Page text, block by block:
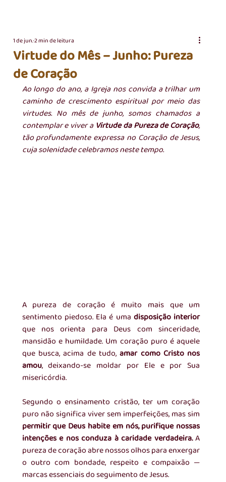
Virtude do Mês – Junho: Pureza
de Coração
1 de jun.2 min de leitura
Ao longo do ano, a Igreja nos convida a trilhar um
caminho de crescimento espiritual por meio das
virtudes. No mês de junho, somos chamados a
contemplar e viver a Virtude da Pureza de Coração,
tão profundamente expressa no Coração de Jesus,
cuja solenidade celebramos neste tempo.
A pureza de coração é muito mais que um
sentimento piedoso. Ela é uma disposição interior
que nos orienta para Deus com sinceridade,
mansidão e humildade. Um coração puro é aquele
que busca, acima de tudo, amar como Cristo nos
amou, deixando-se moldar por Ele e por Sua
misericórdia.
Segundo o ensinamento cristão, ter um coração
permitir que Deus habite em nós, purifique nossas
intenções e nos conduza à caridade verdadeira. A
pureza de coração abre nossos olhos para enxergar
o outro com bondade, respeito e compaixão —
marcas essenciais do seguimento de Jesus.